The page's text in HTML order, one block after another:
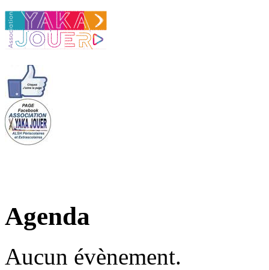
Agenda
Aucun évènement.